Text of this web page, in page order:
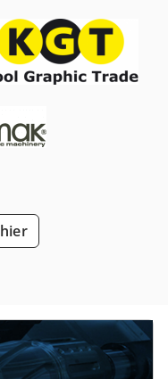
wordt verstrekt.
onze shop en bekijk
bedrijfsnamen
hun respectievelijke
en
Aexg Nvlol Njha
en vergissingen in de